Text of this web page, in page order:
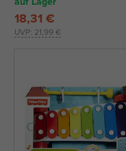
UVP: 21,99 €
18,31 €